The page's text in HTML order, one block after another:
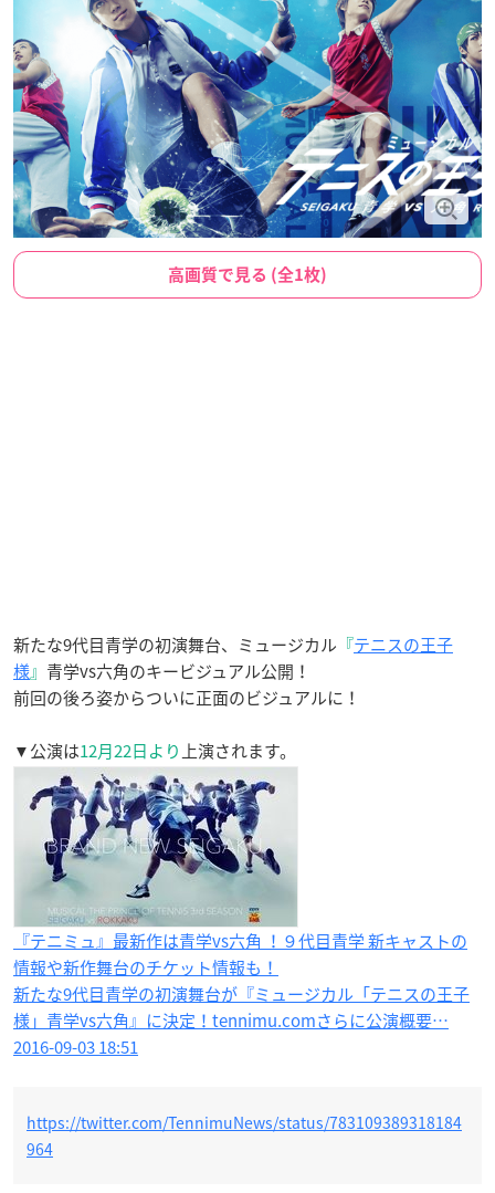
高画質で見る (全1枚)
新たな9代目青学の初演舞台、ミュージカル 『テニスの王子
様』 青学vs六角のキービジュアル公開！
前回の後ろ姿からついに正面のビジュアルに！
▼公演は12月22日より 上演されます。
『テニミュ』最新作は青学vs六角 ！９代目青学 新キャストの
情報や新作舞台のチケット情報も！
新たな9代目青学の初演舞台が『ミュージカル「テニスの王子
様」青学vs六角』に決定！tennimu.comさらに公演概要…
2016-09-03 18:51
https://twitter.com/TennimuNews/status/783109389318184
964